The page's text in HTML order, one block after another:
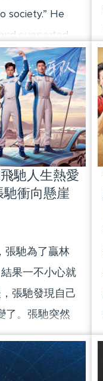
society.” He
supported
through
development
his
his beliefs
the “China
and Timothy
Fok Ying
(Grandson of
Jie (General
Hotel) Pui
China)
馳人生熱愛
衝向懸崖
張馳為了贏林
果一不小心就
張馳發現自己
了。張馳突然
的時候，因為
，老葉為了維
飛馳車隊也就